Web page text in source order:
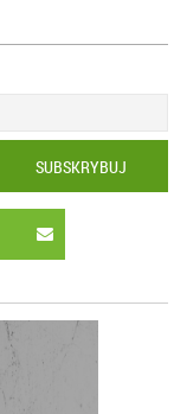
SUBSKRYBUJ